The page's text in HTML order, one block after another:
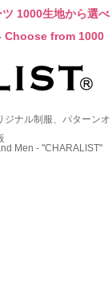
1000生地から選べ
Choose from 1000
ジナル制服、パターンオ
Men - "CHARALIST"